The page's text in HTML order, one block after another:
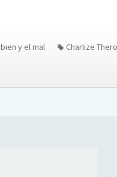
y el mal Charlize